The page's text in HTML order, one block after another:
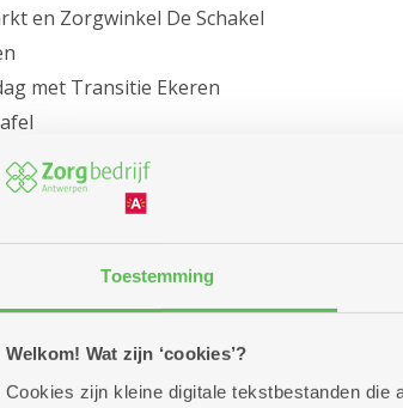
Toestemming
Welkom! Wat zijn ‘cookies’?
Cookies zijn kleine digitale tekstbestanden die
en Zorgwinkel De Schakel
met Transitie Ekeren
...